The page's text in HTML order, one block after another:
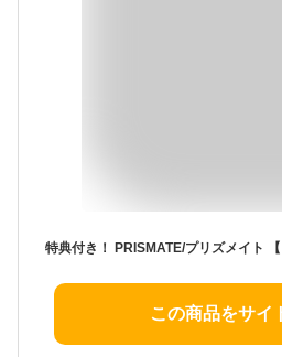
この商品をサイ